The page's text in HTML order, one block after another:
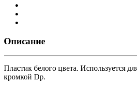
Описание
Пластик белого цвета. Используется
кромкой Dp.